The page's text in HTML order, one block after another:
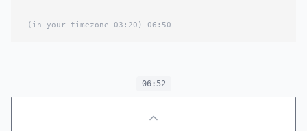
06:50
(03:20 in your timezone)
06:52